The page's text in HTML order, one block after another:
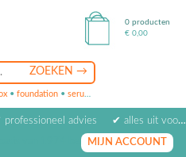
• foundation • serum
0 producten
€ 0,00
professioneel advies
✔ alles uit voorraad leverbaar
van beoordelingen
MIJN ACCOUNT